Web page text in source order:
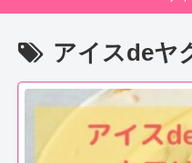
アイスde